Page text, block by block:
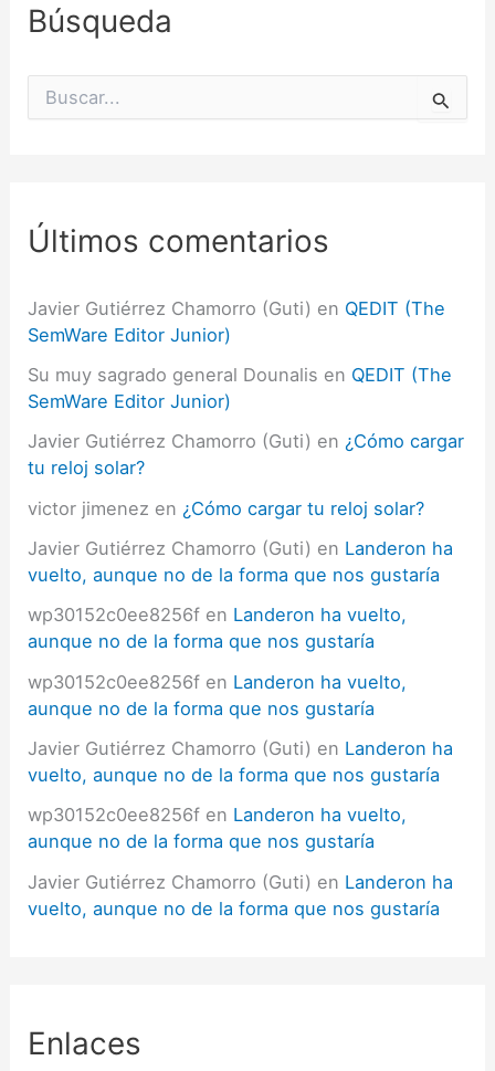
Búsqueda
Últimos comentarios
Javier Gutiérrez Chamorro (Guti) en QEDIT (The
SemWare Editor Junior)
Su muy sagrado general Dounalis en QEDIT (The
SemWare Editor Junior)
Javier Gutiérrez Chamorro (Guti) en ¿Cómo cargar
tu reloj solar?
victor jimenez en ¿Cómo cargar tu reloj solar?
Javier Gutiérrez Chamorro (Guti) en Landeron ha
vuelto, aunque no de la forma que nos gustaría
wp30152c0ee8256f en Landeron ha vuelto,
aunque no de la forma que nos gustaría
wp30152c0ee8256f en Landeron ha vuelto,
aunque no de la forma que nos gustaría
Javier Gutiérrez Chamorro (Guti) en Landeron ha
vuelto, aunque no de la forma que nos gustaría
wp30152c0ee8256f en Landeron ha vuelto,
aunque no de la forma que nos gustaría
Javier Gutiérrez Chamorro (Guti) en Landeron ha
vuelto, aunque no de la forma que nos gustaría
Enlaces